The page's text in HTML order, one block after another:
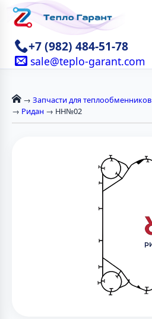
+7 (982) 484-51-78
sale@teplo-garant.com
→ Запчасти для теплообменников
→ Ридан → НН№02